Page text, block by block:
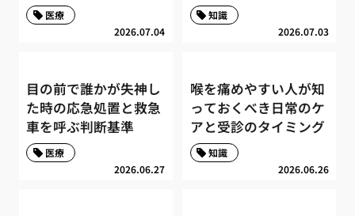
2026.07.04
医療
2026.07.03
知識
目の前で誰かが失神し
た時の応急処置と救急
車を呼ぶ判断基準
2026.06.27
医療
喉を痛めやすい人が知
っておくべき日常のケ
アと受診のタイミング
2026.06.26
知識